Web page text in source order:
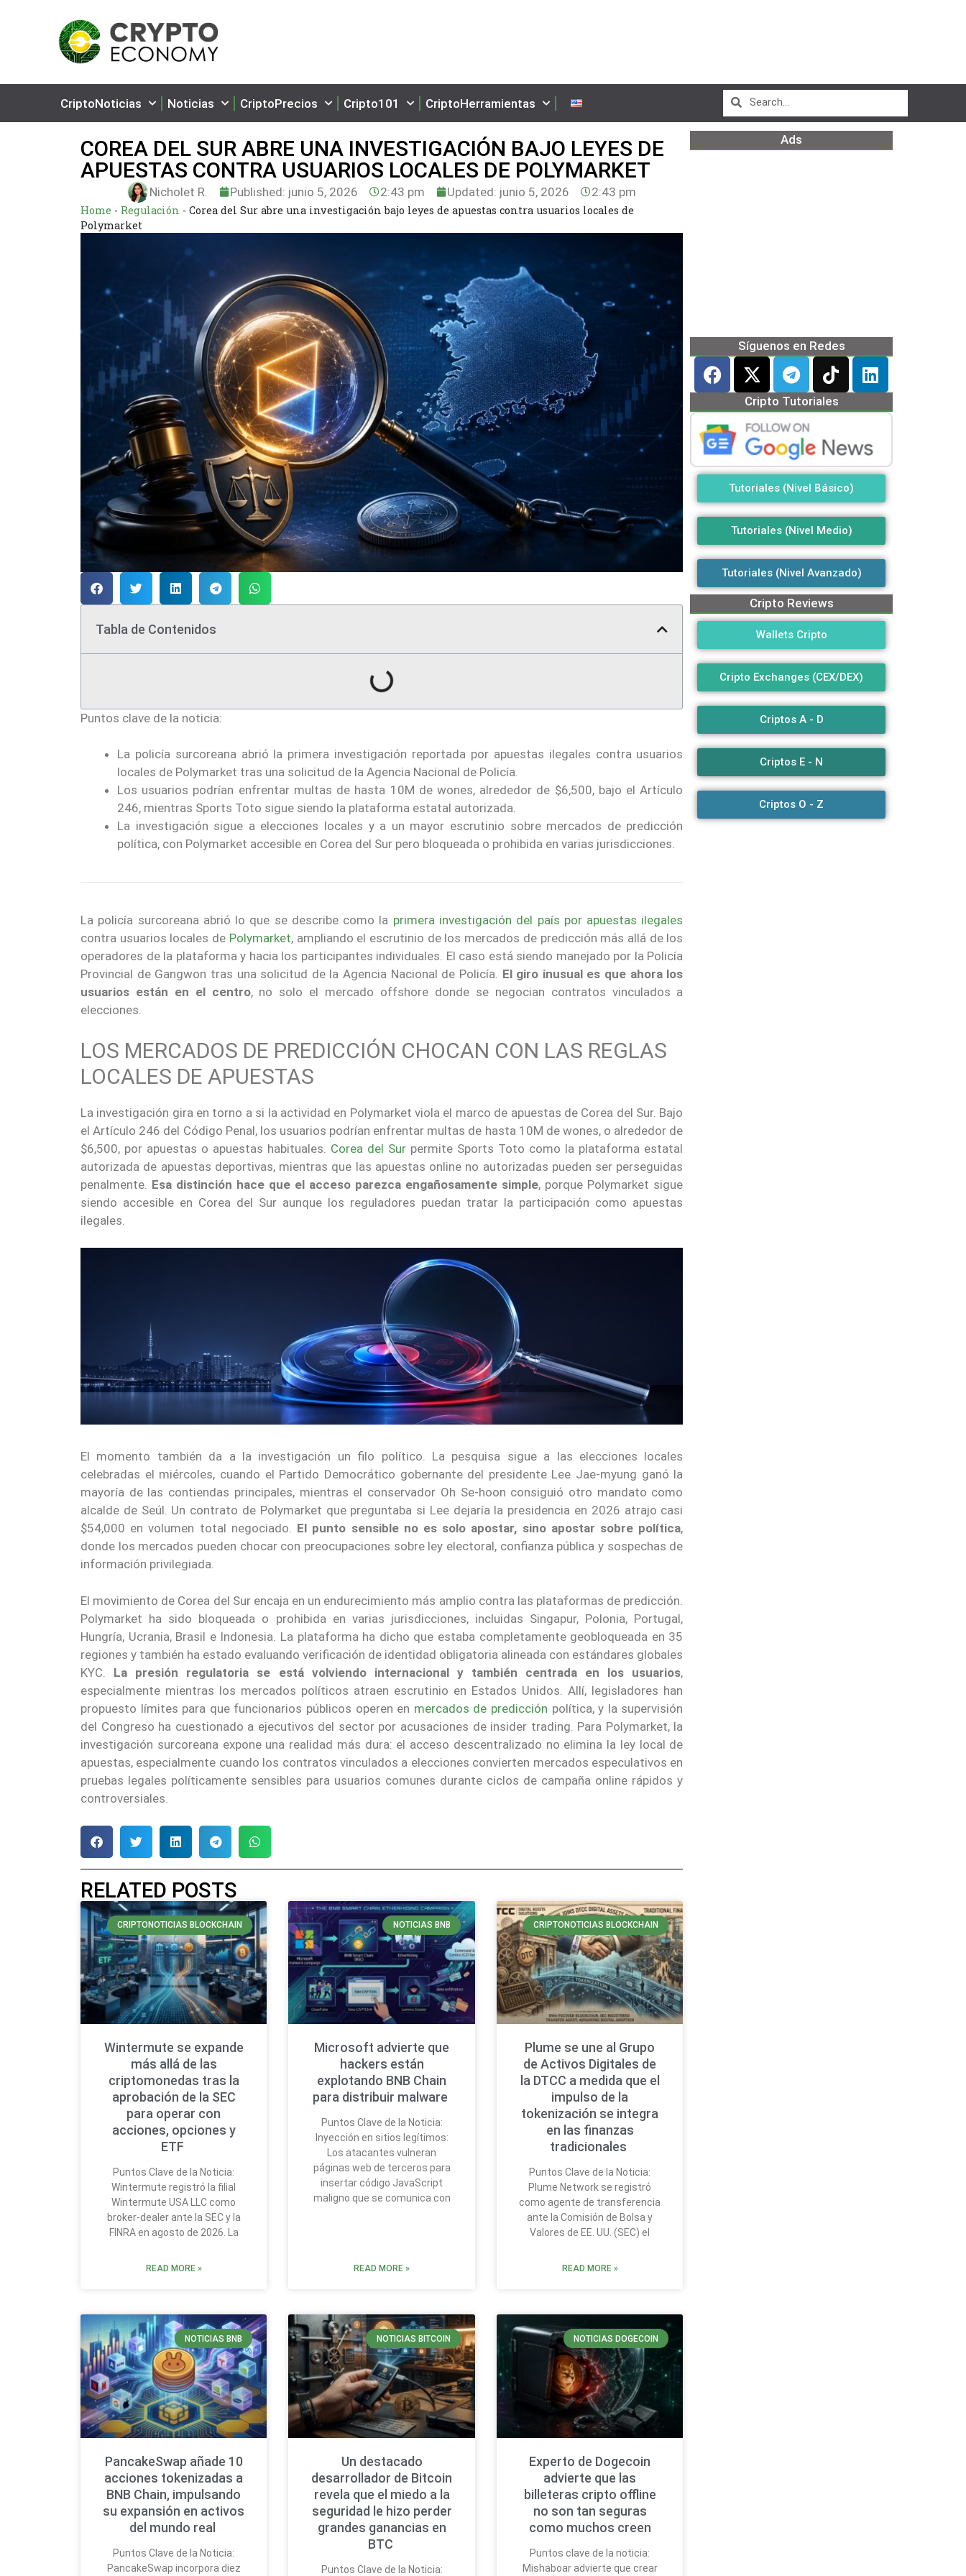
CriptoNoticias Noticias CriptoPrecios Cripto101 CriptoHerramientas
COREA DEL SUR ABRE UNA INVESTIGACIÓN BAJO LEYES DE
APUESTAS CONTRA USUARIOS LOCALES DE POLYMARKET
Nicholet R. Published: junio 5, 2026 2:43 pm Updated: junio 5, 2026 2:43 pm
Home - Regulación - Corea del Sur abre una investigación bajo leyes de apuestas contra usuarios locales de
Polymarket
Tabla de Contenidos
Puntos clave de la noticia:
La policía surcoreana abrió la primera investigación reportada por apuestas ilegales contra usuarios
locales de Polymarket tras una solicitud de la Agencia Nacional de Policía.
Los usuarios podrían enfrentar multas de hasta 10M de wones, alrededor de $6,500, bajo el Artículo
246, mientras Sports Toto sigue siendo la plataforma estatal autorizada.
La investigación sigue a elecciones locales y a un mayor escrutinio sobre mercados de predicción
política, con Polymarket accesible en Corea del Sur pero bloqueada o prohibida en varias jurisdicciones.
La policía surcoreana abrió lo que se describe como la primera investigación del país por apuestas ilegales
contra usuarios locales de Polymarket, ampliando el escrutinio de los mercados de predicción más allá de los
operadores de la plataforma y hacia los participantes individuales. El caso está siendo manejado por la Policía
Provincial de Gangwon tras una solicitud de la Agencia Nacional de Policía. El giro inusual es que ahora los
usuarios están en el centro, no solo el mercado offshore donde se negocian contratos vinculados a
elecciones.
LOS MERCADOS DE PREDICCIÓN CHOCAN CON LAS REGLAS
LOCALES DE APUESTAS
La investigación gira en torno a si la actividad en Polymarket viola el marco de apuestas de Corea del Sur. Bajo
el Artículo 246 del Código Penal, los usuarios podrían enfrentar multas de hasta 10M de wones, o alrededor de
$6,500, por apuestas o apuestas habituales. Corea del Sur permite Sports Toto como la plataforma estatal
autorizada de apuestas deportivas, mientras que las apuestas online no autorizadas pueden ser perseguidas
penalmente. Esa distinción hace que el acceso parezca engañosamente simple, porque Polymarket sigue
siendo accesible en Corea del Sur aunque los reguladores puedan tratar la participación como apuestas
ilegales.
El momento también da a la investigación un filo político. La pesquisa sigue a las elecciones locales
celebradas el miércoles, cuando el Partido Democrático gobernante del presidente Lee Jae-myung ganó la
mayoría de las contiendas principales, mientras el conservador Oh Se-hoon consiguió otro mandato como
alcalde de Seúl. Un contrato de Polymarket que preguntaba si Lee dejaría la presidencia en 2026 atrajo casi
$54,000 en volumen total negociado. El punto sensible no es solo apostar, sino apostar sobre política,
donde los mercados pueden chocar con preocupaciones sobre ley electoral, confianza pública y sospechas de
información privilegiada.
El movimiento de Corea del Sur encaja en un endurecimiento más amplio contra las plataformas de predicción.
Polymarket ha sido bloqueada o prohibida en varias jurisdicciones, incluidas Singapur, Polonia, Portugal,
Hungría, Ucrania, Brasil e Indonesia. La plataforma ha dicho que estaba completamente geobloqueada en 35
regiones y también ha estado evaluando verificación de identidad obligatoria alineada con estándares globales
KYC. La presión regulatoria se está volviendo internacional y también centrada en los usuarios,
especialmente mientras los mercados políticos atraen escrutinio en Estados Unidos. Allí, legisladores han
propuesto límites para que funcionarios públicos operen en mercados de predicción política, y la supervisión
del Congreso ha cuestionado a ejecutivos del sector por acusaciones de insider trading. Para Polymarket, la
investigación surcoreana expone una realidad más dura: el acceso descentralizado no elimina la ley local de
apuestas, especialmente cuando los contratos vinculados a elecciones convierten mercados especulativos en
pruebas legales políticamente sensibles para usuarios comunes durante ciclos de campaña online rápidos y
controversiales.
RELATED POSTS
CRIPTONOTICIAS BLOCKCHAIN
Wintermute se expande
más allá de las
criptomonedas tras la
aprobación de la SEC
para operar con
acciones, opciones y
ETF
Puntos Clave de la Noticia:
Wintermute registró la filial
Wintermute USA LLC como
broker-dealer ante la SEC y la
FINRA en agosto de 2026. La
READ MORE »
NOTICIAS BNB
Microsoft advierte que
hackers están
explotando BNB Chain
para distribuir malware
Puntos Clave de la Noticia:
Inyección en sitios legítimos:
Los atacantes vulneran
páginas web de terceros para
insertar código JavaScript
maligno que se comunica con
READ MORE »
CRIPTONOTICIAS BLOCKCHAIN
Plume se une al Grupo
de Activos Digitales de
la DTCC a medida que el
impulso de la
tokenización se integra
en las finanzas
tradicionales
Puntos Clave de la Noticia:
Plume Network se registró
como agente de transferencia
ante la Comisión de Bolsa y
Valores de EE. UU. (SEC) el
READ MORE »
NOTICIAS BNB
PancakeSwap añade 10
acciones tokenizadas a
BNB Chain, impulsando
su expansión en activos
del mundo real
Puntos Clave de la Noticia:
PancakeSwap incorpora diez
NOTICIAS BITCOIN
Un destacado
desarrollador de Bitcoin
revela que el miedo a la
seguridad le hizo perder
grandes ganancias en
BTC
Puntos Clave de la Noticia:
NOTICIAS DOGECOIN
Experto de Dogecoin
advierte que las
billeteras cripto offline
no son tan seguras
como muchos creen
Puntos clave de la noticia:
Mishaboar advierte que crear
Ads
Síguenos en Redes
Cripto Tutoriales
Tutoriales (Nivel Básico)
Tutoriales (Nivel Medio)
Tutoriales (Nivel Avanzado)
Cripto Reviews
Wallets Cripto
Cripto Exchanges (CEX/DEX)
Criptos A - D
Criptos E - N
Criptos O - Z